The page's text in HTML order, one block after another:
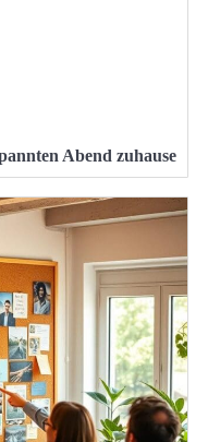
Abend zuhause